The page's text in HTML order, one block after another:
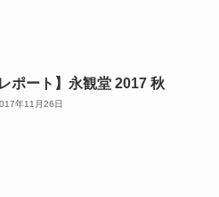
レポート】永観堂 2017 秋
年11月26日